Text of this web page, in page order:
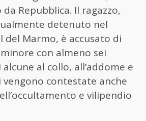
Repubblica. Il ragazzo,
detenuto nel
del Marmo, è accusato di
con almeno sei
al collo, all’addome e
vengono contestate anche
e vilipendio